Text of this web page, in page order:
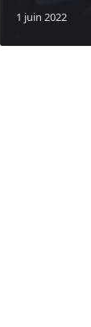
1 juin 2022